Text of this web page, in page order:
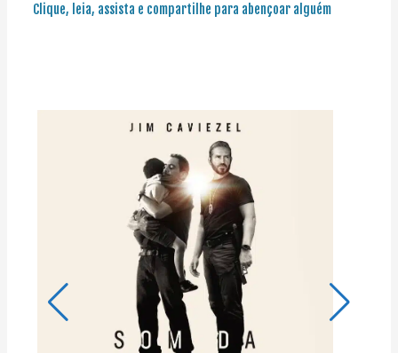
Clique, leia, assista e compartilhe para abençoar alguém